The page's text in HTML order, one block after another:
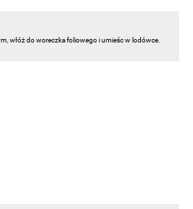
włóż do woreczka foliowego i umieśc w lodówce.